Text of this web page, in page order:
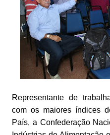
Representante de
com os maiores índices
País, a Confederação